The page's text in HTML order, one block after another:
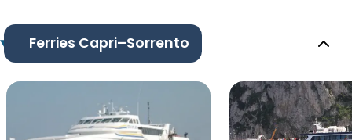
Ferries Capri–Sorrento